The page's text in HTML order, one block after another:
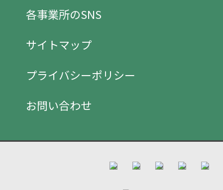
各事業所のSNS
サイトマップ
プライバシーポリシー
お問い合わせ